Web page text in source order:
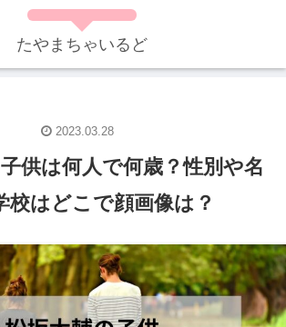
たやまちゃいるど
供は何人で何歳？性別や名
校はどこで顔画像は？
2023.03.28